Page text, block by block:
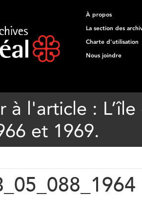
À propos
La section des
Charte d'utilisation
Nous joindre
à l'article :
et 1969.